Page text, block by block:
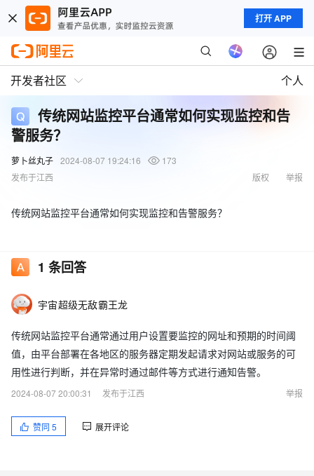
打开 APP
开发者社区 个人
传统网站监控平台通常如何实现监控和告
警服务？
萝卜丝丸子 2024-08-07 19:24:16
173
发布于江西
举报
版权
传统网站监控平台通常如何实现监控和告警服务？
1 条回答
宇宙超级无敌霸王龙
传统网站监控平台通常通过用户设置要监控的网址和预期的时间阈
值，由平台部署在各地区的服务器定期发起请求对网站或服务的可
用性进行判断，并在异常时通过邮件等方式进行通知告警。
2024-08-07 20:00:31
发布于江西 举报
赞同 5 展开评论